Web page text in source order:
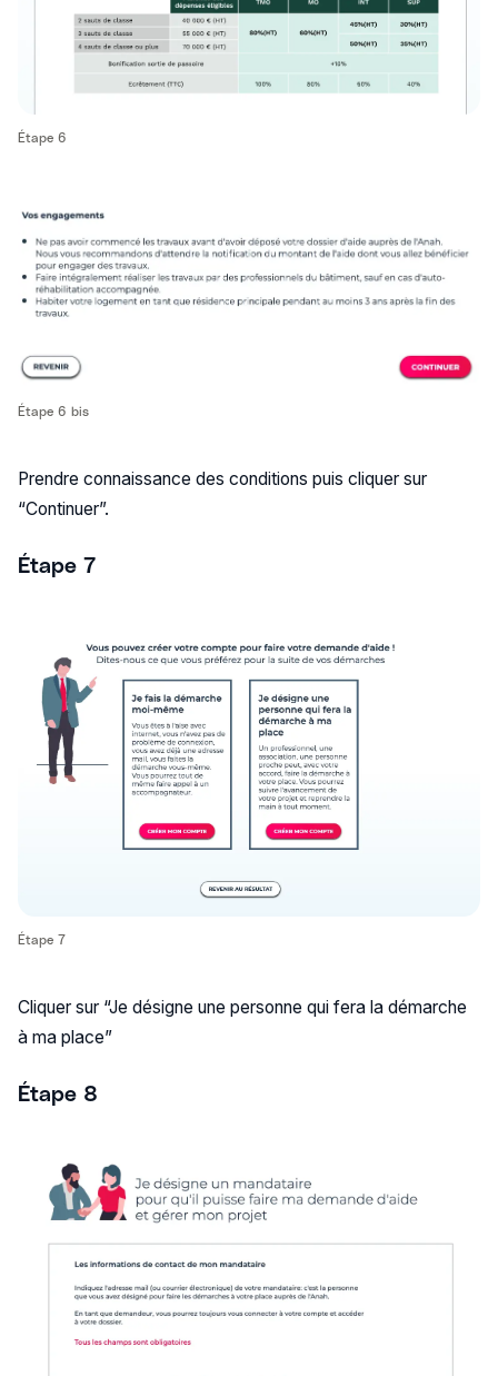
Étape 6
Étape 6 bis
Prendre connaissance des conditions puis cliquer sur
“Continuer”.
Étape 7
Étape 7
Cliquer sur “Je désigne une personne qui fera la démarche
à ma place”
Étape 8